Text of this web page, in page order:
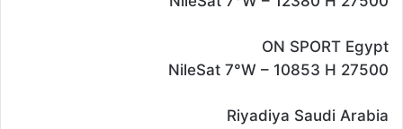
ON SPORT Egypt
NileSat 7°W – 10853 H 27500
Riyadiya Saudi Arabia